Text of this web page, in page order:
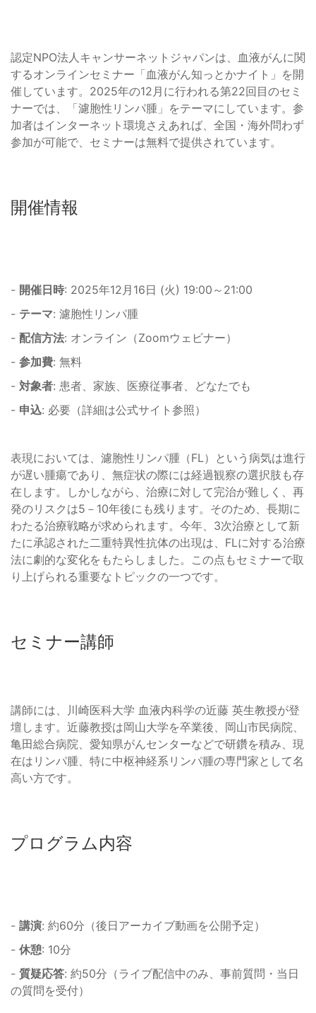
認定NPO法人キャンサーネットジャパンは、血液がんに関
するオンラインセミナー「血液がん知っとかナイト」を開
催しています。2025年の12月に行われる第22回目のセミ
ナーでは、「濾胞性リンパ腫」をテーマにしています。参
加者はインターネット環境さえあれば、全国・海外問わず
参加が可能で、セミナーは無料で提供されています。
開催情報
- 開催日時: 2025年12月16日 (火) 19:00～21:00
- テーマ: 濾胞性リンパ腫
- 配信方法: オンライン（Zoomウェビナー）
- 参加費: 無料
- 対象者: 患者、家族、医療従事者、どなたでも
- 申込: 必要（詳細は公式サイト参照）
表現においては、濾胞性リンパ腫（FL）という病気は進行
が遅い腫瘍であり、無症状の際には経過観察の選択肢も存
在します。しかしながら、治療に対して完治が難しく、再
発のリスクは5－10年後にも残ります。そのため、長期に
わたる治療戦略が求められます。今年、3次治療として新
たに承認された二重特異性抗体の出現は、FLに対する治療
法に劇的な変化をもたらしました。この点もセミナーで取
り上げられる重要なトピックの一つです。
セミナー講師
講師には、川崎医科大学 血液内科学の近藤 英生教授が登
壇します。近藤教授は岡山大学を卒業後、岡山市民病院、
亀田総合病院、愛知県がんセンターなどで研鑽を積み、現
在はリンパ腫、特に中枢神経系リンパ腫の専門家として名
高い方です。
プログラム内容
- 講演: 約60分（後日アーカイブ動画を公開予定）
- 休憩: 10分
- 質疑応答: 約50分（ライブ配信中のみ、事前質問・当日
の質問を受付）